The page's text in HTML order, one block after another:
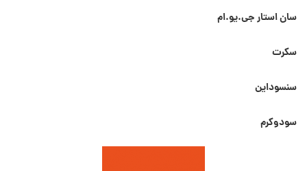
سان استار جی.یو.ام
سکرت
سنسوداین
سودوکرم